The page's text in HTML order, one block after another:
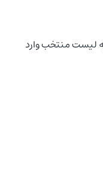
لیست منتخب وارد